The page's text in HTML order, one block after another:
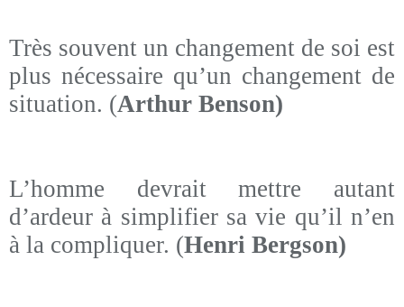
Très souvent un changement de soi est
plus nécessaire qu’un changement de
situation. (Arthur Benson)
L’homme devrait mettre autant
d’ardeur à simplifier sa vie qu’il n’en
à la compliquer. (Henri Bergson)